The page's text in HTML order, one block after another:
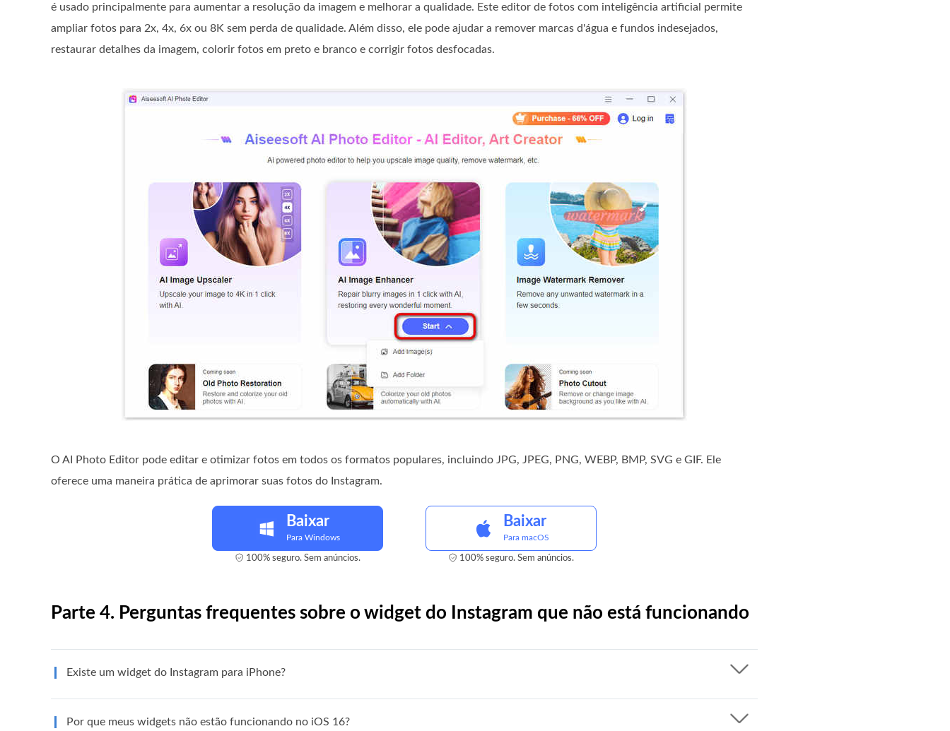
é usado principalmente para aumentar a resolução da imagem e melhorar a qualidade. Este editor de fotos com inteligência artificial permite
ampliar fotos para 2x, 4x, 6x ou 8K sem perda de qualidade. Além disso, ele pode ajudar a remover marcas d'água e fundos indesejados,
restaurar detalhes da imagem, colorir fotos em preto e branco e corrigir fotos desfocadas.
O AI Photo Editor pode editar e otimizar fotos em todos os formatos populares, incluindo JPG, JPEG, PNG, WEBP, BMP, SVG e GIF. Ele
oferece uma maneira prática de aprimorar suas fotos do Instagram.
Baixar
Para Windows
100% seguro. Sem anúncios.
Baixar
Para macOS
100% seguro. Sem anúncios.
Parte 4. Perguntas frequentes sobre o widget do Instagram que não está funcionando
Existe um widget do Instagram para iPhone?
Por que meus widgets não estão funcionando no iOS 16?